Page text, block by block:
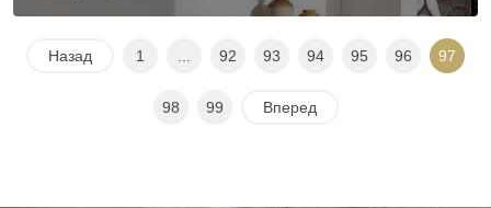
Назад 1 92 93 94 95 96 97
98 99 Вперед